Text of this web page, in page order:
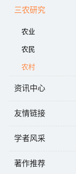
三农研究
农业
农民
农村
资讯中心
友情链接
学者风采
著作推荐